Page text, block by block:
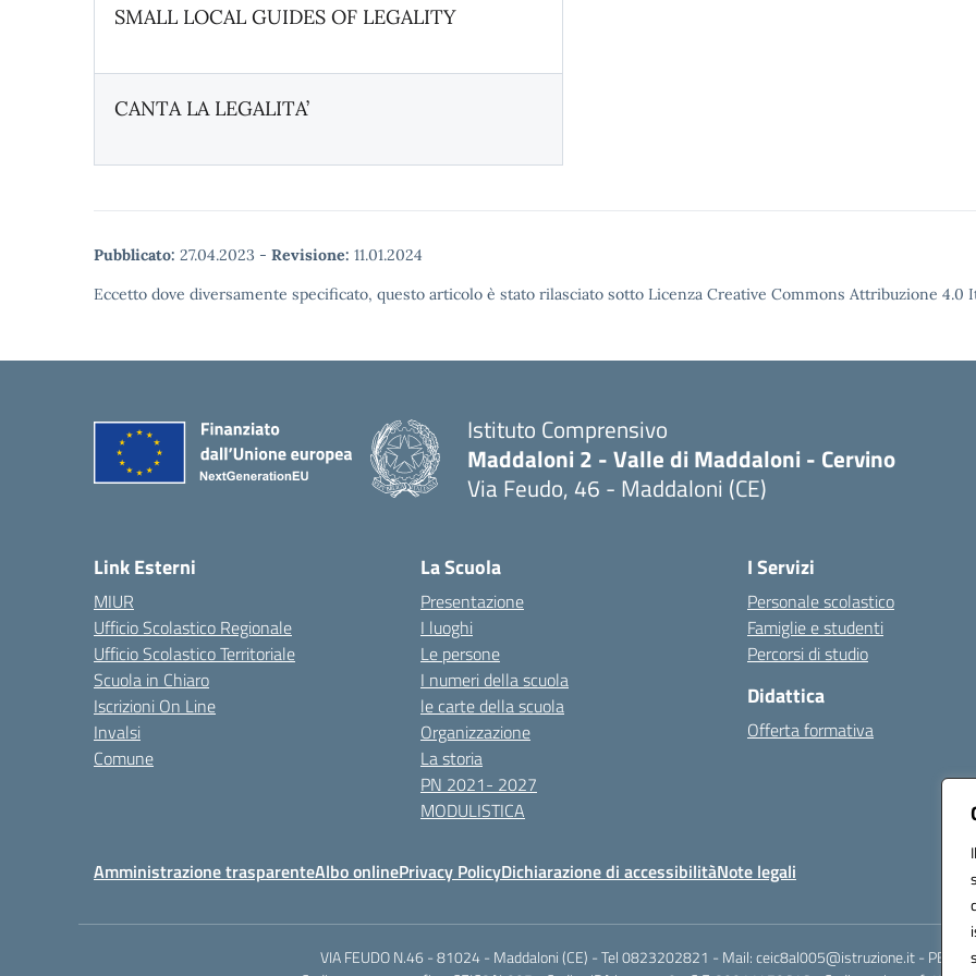
SMALL LOCAL GUIDES OF LEGALITY
CANTA LA LEGALITA’
Pubblicato: 27.04.2023 - Revisione: 11.01.2024
Eccetto dove diversamente specificato, questo articolo è stato rilasciato sotto Licenza Creative Commons Attribuzione 4.0
Istituto Comprensivo
Maddaloni 2 - Valle di Maddaloni - Cervino
Via Feudo, 46 - Maddaloni (CE)
Link Esterni
MIUR
Ufficio Scolastico Regionale
Ufficio Scolastico Territoriale
Scuola in Chiaro
Iscrizioni On Line
Invalsi
Comune
La Scuola
Presentazione
I luoghi
Le persone
I numeri della scuola
le carte della scuola
Organizzazione
La storia
PN 2021- 2027
MODULISTICA
I Servizi
Personale scolastico
Famiglie e studenti
Percorsi di studio
Didattica
Offerta formativa
Amministrazione trasparenteAlbo onlinePrivacy PolicyDichiarazione di accessibilitàNote legali
VIA FEUDO N.46 - 81024 - Maddaloni (CE) - Tel 0823202821 - Mail: ceic8al005@istruzione.it - PEC: